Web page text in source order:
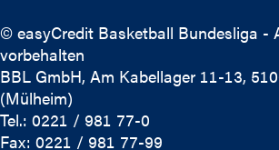
© easyCredit Basketball Bundesliga -
vorbehalten
BBL GmbH, Am Kabellager 11-13,
(Mülheim)
Tel.: 0221 / 981 77-0
Fax: 0221 / 981 77-99